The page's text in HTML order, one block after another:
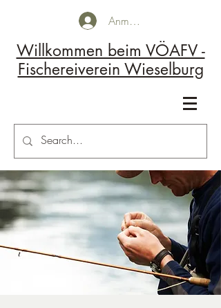
Anmelden
Willkommen beim VÖAFV -
Fischereiverein Wieselburg
Kontakt